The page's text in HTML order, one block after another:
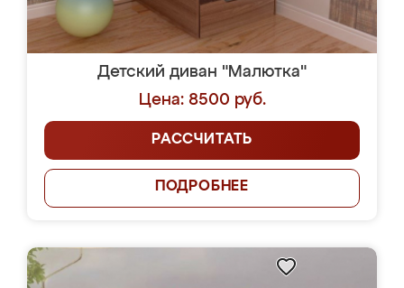
Детский диван "Малютка"
Цена: 8500 руб.
РАССЧИТАТЬ
ПОДРОБНЕЕ